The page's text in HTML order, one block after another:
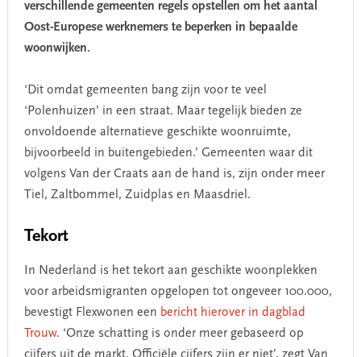
verschillende gemeenten regels opstellen om het aantal
Oost-Europese werknemers te beperken in bepaalde
woonwijken.
‘Dit omdat gemeenten bang zijn voor te veel
‘Polenhuizen’ in een straat. Maar tegelijk bieden ze
onvoldoende alternatieve geschikte woonruimte,
bijvoorbeeld in buitengebieden.’ Gemeenten waar dit
volgens Van der Craats aan de hand is, zijn onder meer
Tiel, Zaltbommel, Zuidplas en Maasdriel.
Tekort
In Nederland is het tekort aan geschikte woonplekken
voor arbeidsmigranten opgelopen tot ongeveer 100.000,
bevestigt Flexwonen een bericht hierover in dagblad
Trouw. ‘Onze schatting is onder meer gebaseerd op
cijfers uit de markt. Officiële cijfers zijn er niet’, zegt Van